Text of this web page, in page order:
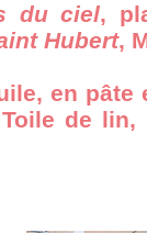
du ciel,
Hubert,
en
de